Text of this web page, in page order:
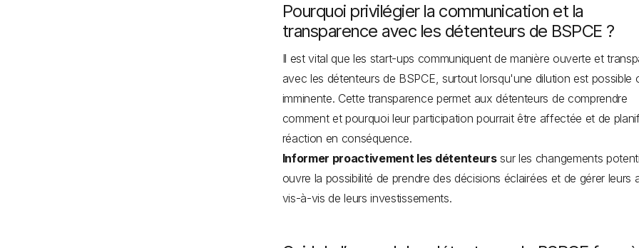
Pourquoi privilégier la communication et la
transparence avec les détenteurs de BSPCE ?
Il est vital que les start-ups communiquent de manière ouverte et
avec les détenteurs de BSPCE, surtout lorsqu'une dilution est possible
imminente. Cette transparence permet aux détenteurs de comprendre
comment et pourquoi leur participation pourrait être affectée et de
réaction en conséquence.
Informer proactivement les détenteurssur les changements
ouvre la possibilité de prendre des décisions éclairées et de gérer leurs
vis-à-vis de leurs investissements.